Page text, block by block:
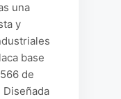
una
y
base
de